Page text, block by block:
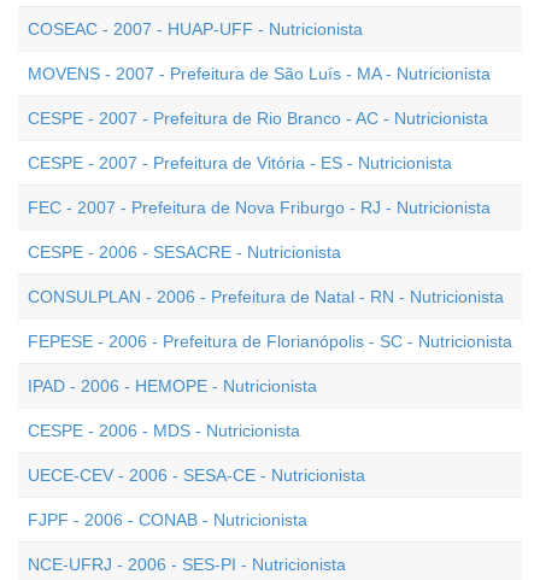
COSEAC - 2007 - HUAP-UFF - Nutricionista
MOVENS - 2007 - Prefeitura de São Luís - MA - Nutricionista
CESPE - 2007 - Prefeitura de Rio Branco - AC - Nutricionista
CESPE - 2007 - Prefeitura de Vitória - ES - Nutricionista
FEC - 2007 - Prefeitura de Nova Friburgo - RJ - Nutricionista
CESPE - 2006 - SESACRE - Nutricionista
CONSULPLAN - 2006 - Prefeitura de Natal - RN - Nutricionista
FEPESE - 2006 - Prefeitura de Florianópolis - SC - Nutricionista
IPAD - 2006 - HEMOPE - Nutricionista
CESPE - 2006 - MDS - Nutricionista
UECE-CEV - 2006 - SESA-CE - Nutricionista
FJPF - 2006 - CONAB - Nutricionista
NCE-UFRJ - 2006 - SES-PI - Nutricionista